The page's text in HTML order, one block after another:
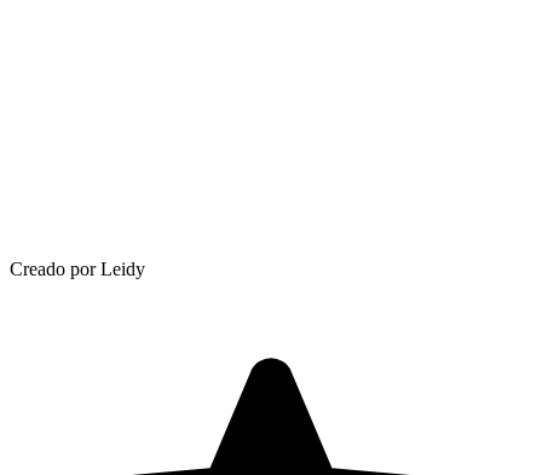
Creado por Leidy